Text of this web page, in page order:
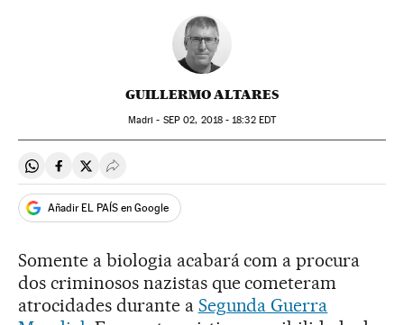
GUILLERMO ALTARES
Madri - SEP 02, 2018 - 18:32EDT
Compartir en Whatsapp
Compartir en Facebook
Compartir en Twitter
Desplegar Redes Sociales
Añadir EL PAÍS en Google
Somente a biologia acabará com a procura
dos criminosos nazistas que cometeram
atrocidades durante a Segunda Guerra